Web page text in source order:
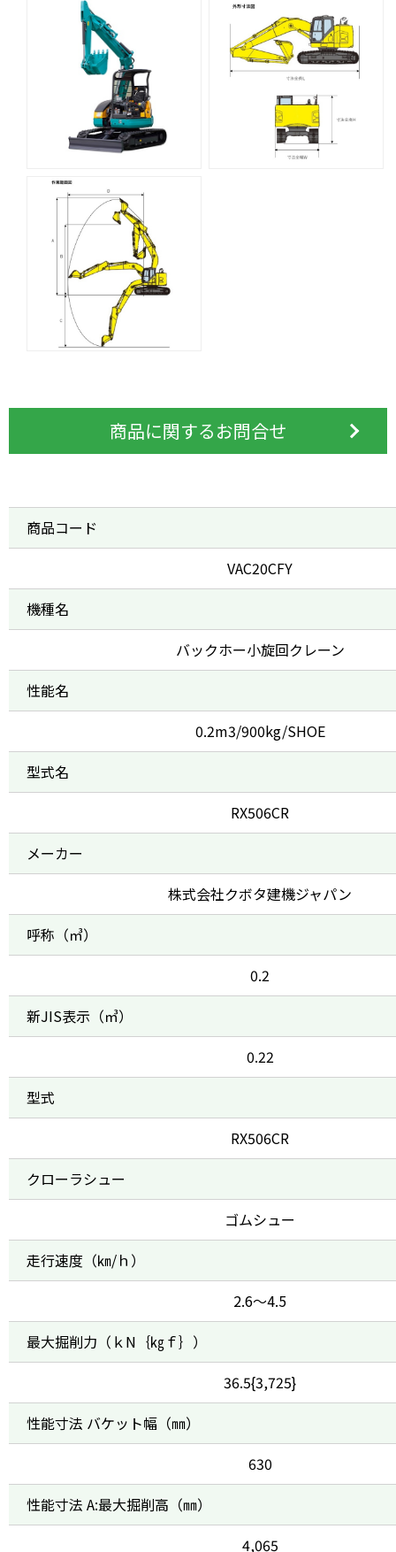
商品に関するお問合せ
商品コード
VAC20CFY
機種名
バックホー小旋回クレーン
性能名
0.2m3/900kg/SHOE
型式名
RX506CR
メーカー
株式会社クボタ建機ジャパン
呼称（㎥）
0.2
新JIS表示（㎥）
0.22
型式
RX506CR
クローラシュー
ゴムシュー
走行速度（㎞/ｈ）
2.6～4.5
最大掘削力（ｋN｛㎏ｆ｝）
36.5{3,725}
性能寸法 バケット幅（㎜）
630
性能寸法 A:最大掘削高（㎜）
4,065